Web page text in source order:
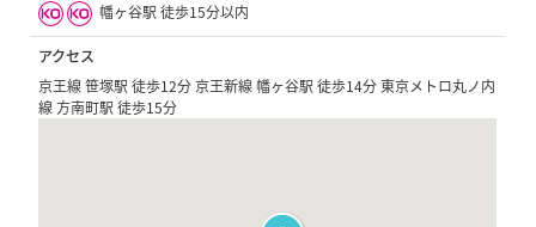
幡ヶ谷駅 徒歩15分以内
アクセス
京王線 笹塚駅 徒歩12分 京王新線 幡ヶ谷駅 徒歩14分 東京メトロ丸ノ内
線 方南町駅 徒歩15分